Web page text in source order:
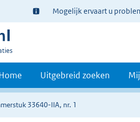
Ter
informatie:
Mogelijk ervaart u
Uitgebreid zoeken
33640-IIA, nr. 1